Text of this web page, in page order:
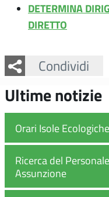
DETERMINA
DIRETTO
Condividi
Facebook
Twitter
Whatsapp
Ultime notizie
Orari Isole
Ricerca del
Assunzione